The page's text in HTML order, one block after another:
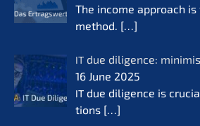
The income approach
method. […]
IT due diligence:
16 June 2025
IT due diligence is
tions […]